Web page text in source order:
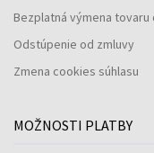
Bezplatná výmena tovaru
Odstúpenie od zmluvy
Zmena cookies súhlasu
MOŽNOSTI PLATBY